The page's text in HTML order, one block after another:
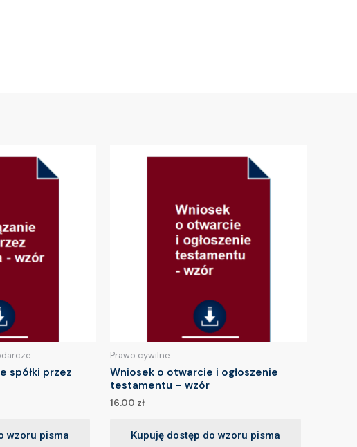
spółki przez
wzoru pisma
Prawo cywilne
Wniosek o otwarcie i ogłoszenie
testamentu – wzór
16.00 zł
Kupuję dostęp do wzoru pisma